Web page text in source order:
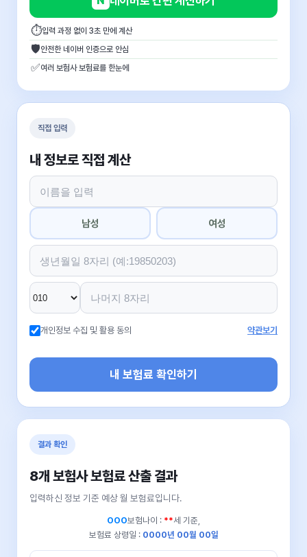
⏱입력 과정 없이 3초 만에 계산
🛡안전한 네이버 인증으로 안심
✅여러 보험사 보험료를 한눈에
직접 입력
내 정보로 직접 계산
남성 여성
개인정보 수집 및 활용 동의 약관보기
내 보험료 확인하기
결과 확인
8개 보험사 보험료 산출 결과
입력하신 정보 기준 예상 월 보험료입니다.
OOO보험나이 : **세 기준,
보험료 상령일 : 0000년 00월 00일